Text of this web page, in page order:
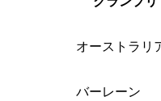
オーストラリ
バーレーン